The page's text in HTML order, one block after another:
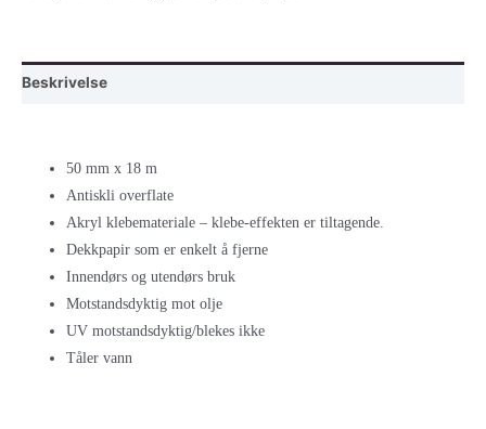
antall
Beskrivelse
50 mm x 18 m
Antiskli overflate
Akryl klebemateriale – klebe-effekten er tiltagende.
Dekkpapir som er enkelt å fjerne
Innendørs og utendørs bruk
Motstandsdyktig mot olje
UV motstandsdyktig/blekes ikke
Tåler vann